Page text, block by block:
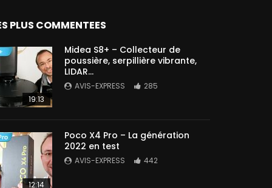
PLUS COMMENTEES
19:13
Midea S8+ – Collecteur de
poussière, serpillière vibrante,
LIDAR…
AVIS-EXPRESS 285
12:14
Poco X4 Pro – La génération
2022 en test
AVIS-EXPRESS 442